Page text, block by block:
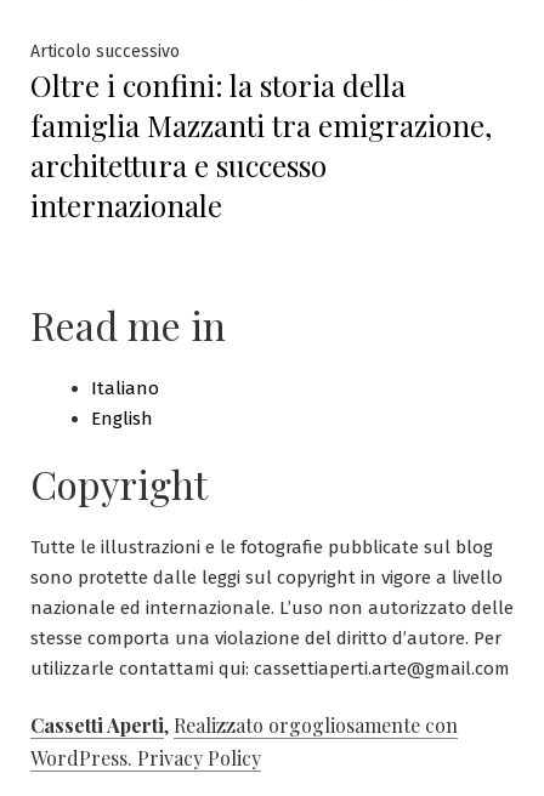
Articolo successivo
successivo:
Oltre i confini: la storia della
famiglia Mazzanti tra emigrazione,
architettura e successo
internazionale
Read me in
Italiano
English
Copyright
Tutte le illustrazioni e le fotografie pubblicate sul blog
sono protette dalle leggi sul copyright in vigore a livello
nazionale ed internazionale. L’uso non autorizzato delle
stesse comporta una violazione del diritto d’autore. Per
utilizzarle contattami qui: cassettiaperti.arte@gmail.com
Cassetti Aperti, Realizzato orgogliosamente con
WordPress. Privacy Policy